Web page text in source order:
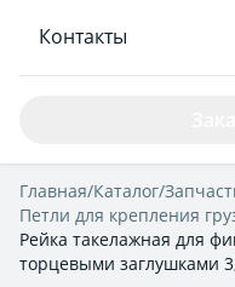
Контакты
Главная/Каталог/
Петли для крепления
Рейка такелажная для
торцевыми заглушками